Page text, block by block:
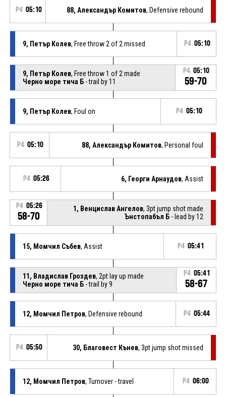
P4 05:10 88, Александър Комитов, Defensive rebound
9, Петър Колев, Free throw 2 of 2 missed P4 05:10
9, Петър Колев, Free throw 1 of 2 made
Черно море тича Б- trail by 11
P4 05:10
59-70
9, Петър Колев, Foul on P4 05:10
P4 05:10 88, Александър Комитов, Personal foul
P4 05:26 6, Георги Арнаудов, Assist
P4 05:26
58-70
1, Венцислав Ангелов, 3pt jump shot made
Ънстопабъл Б - lead by 12
15, Момчил Събев, Assist P4 05:41
11, Владислав Гроздев, 2pt lay up made
Черно море тича Б- trail by 9
P4 05:41
58-67
12, Момчил Петров, Defensive rebound P4 05:44
P4 05:50 30, Благовест Кънев, 3pt jump shot missed
12, Момчил Петров, Turnover - travel P4 06:00